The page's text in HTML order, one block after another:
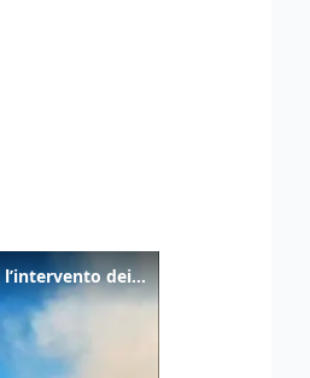
Incendio tra Duino e Monfalcone: l’intervento dei vigili del fuoco